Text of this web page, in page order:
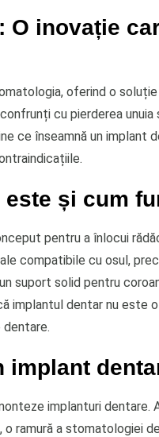
O inovație
oferind o
cu pierderea unuia
ce înseamnă un implant
și cum
pentru a înlocui
compatibile cu osul,
suport solid pentru
implantul dentar nu este
implant
implanturi dentare.
ramură a stomatologiei